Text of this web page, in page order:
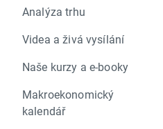
Analýza trhu
Videa a živá vysílání
Naše kurzy a e-booky
Makroekonomický
kalendář